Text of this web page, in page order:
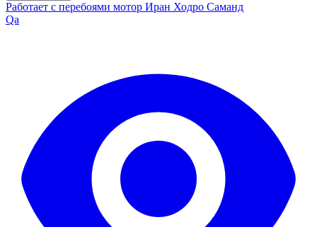
Работает с перебоями мотор Иран Ходро Саманд
Qa